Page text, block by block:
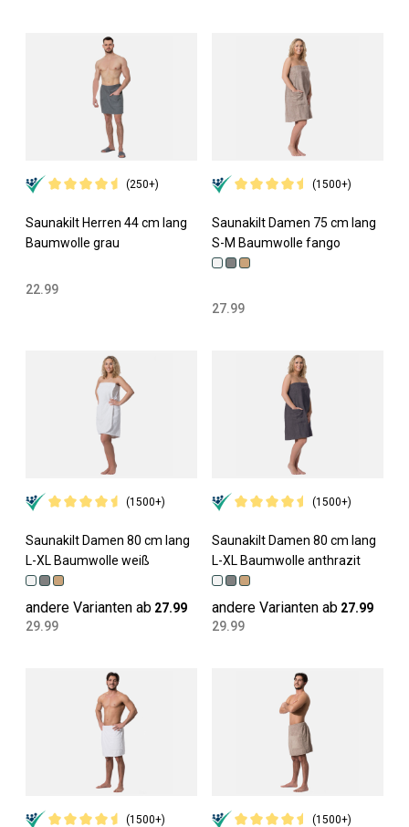
(250+)
Saunakilt Herren 44 cm lang
Baumwolle grau
22.99
(1500+)
Saunakilt Damen 75 cm lang
S-M Baumwolle fango
27.99
(1500+)
Saunakilt Damen 80 cm lang
L-XL Baumwolle weiß
andere Varianten ab 27.99
29.99
(1500+)
Saunakilt Damen 80 cm lang
L-XL Baumwolle anthrazit
andere Varianten ab 27.99
29.99
(1500+) (1500+)